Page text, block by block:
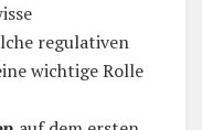
regulativen
wichtige Rolle